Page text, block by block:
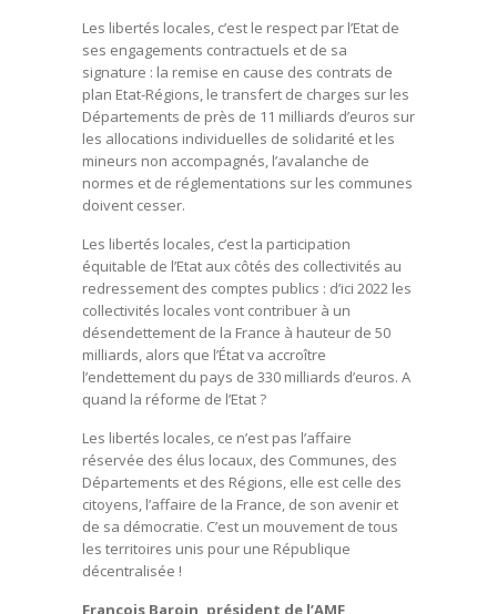
Les libertés locales, c’est le respect par l’Etat de
ses engagements contractuels et de sa
signature : la remise en cause des contrats de
plan Etat-Régions, le transfert de charges sur les
Départements de près de 11 milliards d’euros sur
les allocations individuelles de solidarité et les
mineurs non accompagnés, l’avalanche de
normes et de réglementations sur les communes
doivent cesser.
Les libertés locales, c’est la participation
équitable de l’Etat aux côtés des collectivités au
redressement des comptes publics : d’ici 2022 les
collectivités locales vont contribuer à un
désendettement de la France à hauteur de 50
milliards, alors que l’État va accroître
l’endettement du pays de 330 milliards d’euros. A
quand la réforme de l’Etat ?
Les libertés locales, ce n’est pas l’affaire
réservée des élus locaux, des Communes, des
Départements et des Régions, elle est celle des
citoyens, l’affaire de la France, de son avenir et
de sa démocratie. C’est un mouvement de tous
les territoires unis pour une République
décentralisée !
François Baroin, président de l’AMF